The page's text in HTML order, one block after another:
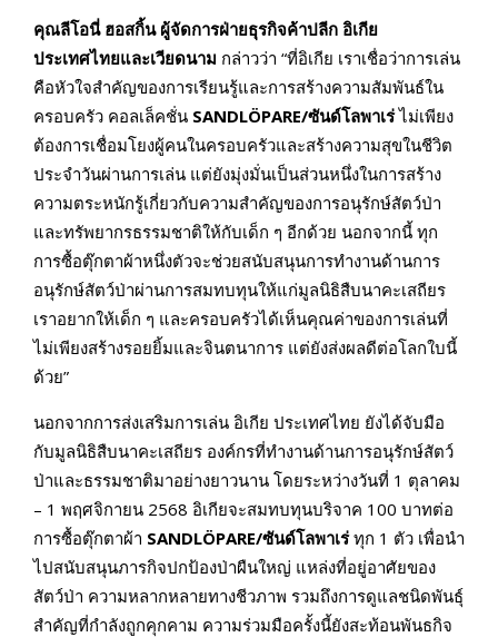
คุณลีโอนี่ ฮอสกิ้น ผู้จัดการฝ่ายธุรกิจค้าปลีก อิเกีย
ประเทศไทยและเวียดนาม กล่าวว่า “ที่อิเกีย เราเชื่อว่าการเล่น
คือหัวใจสำคัญของการเรียนรู้และการสร้างความสัมพันธ์ใน
ครอบครัว คอลเล็คชั่น SANDLÖPARE/ซันด์โลพาเร่ไม่เพียง
ต้องการเชื่อมโยงผู้คนในครอบครัวและสร้างความสุขในชีวิต
ประจำวันผ่านการเล่น แต่ยังมุ่งมั่นเป็นส่วนหนึ่งในการสร้าง
ความตระหนักรู้เกี่ยวกับความสำคัญของการอนุรักษ์สัตว์ป่า
และทรัพยากรธรรมชาติให้กับเด็ก ๆ อีกด้วย นอกจากนี้ ทุก
การซื้อตุ๊กตาผ้าหนึ่งตัวจะช่วยสนับสนุนการทำงานด้านการ
อนุรักษ์สัตว์ป่าผ่านการสมทบทุนให้แก่มูลนิธิสืบนาคะเสถียร
เราอยากให้เด็ก ๆ และครอบครัวได้เห็นคุณค่าของการเล่นที่
ไม่เพียงสร้างรอยยิ้มและจินตนาการ แต่ยังส่งผลดีต่อโลกใบนี้
ด้วย”
นอกจากการส่งเสริมการเล่น อิเกีย ประเทศไทย ยังได้จับมือ
กับมูลนิธิสืบนาคะเสถียร องค์กรที่ทำงานด้านการอนุรักษ์สัตว์
ป่าและธรรมชาติมาอย่างยาวนาน โดยระหว่างวันที่ 1 ตุลาคม
– 1 พฤศจิกายน 2568 อิเกียจะสมทบทุนบริจาค 100 บาทต่อ
การซื้อตุ๊กตาผ้า SANDLÖPARE/ซันด์โลพาเร่ทุก 1 ตัว เพื่อนำ
ไปสนับสนุนภารกิจปกป้องป่าผืนใหญ่ แหล่งที่อยู่อาศัยของ
สัตว์ป่า ความหลากหลายทางชีวภาพ รวมถึงการดูแลชนิดพันธุ์
สำคัญที่กำลังถูกคุกคาม ความร่วมมือครั้งนี้ยังสะท้อนพันธกิจ